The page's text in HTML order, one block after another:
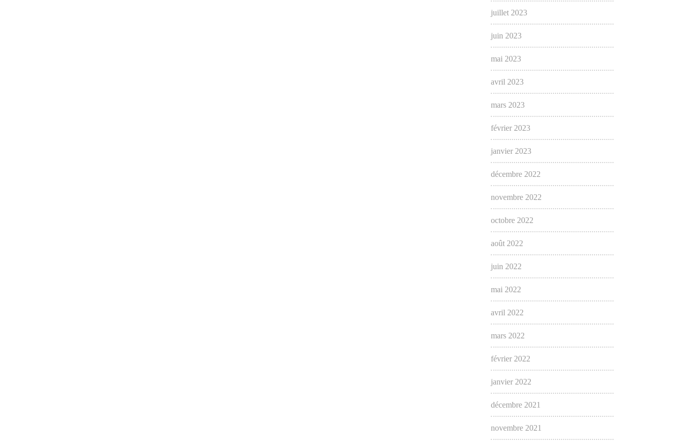
juillet 2023
juin 2023
mai 2023
avril 2023
mars 2023
février 2023
janvier 2023
décembre 2022
novembre 2022
octobre 2022
août 2022
juin 2022
mai 2022
avril 2022
mars 2022
février 2022
janvier 2022
décembre 2021
novembre 2021